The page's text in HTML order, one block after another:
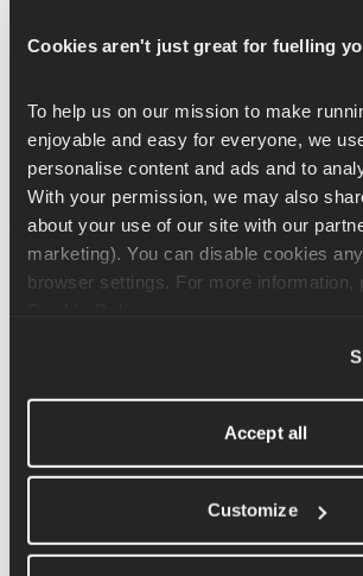
Cookies aren't just great for fuelling
To help us on our mission to make
enjoyable and easy for everyone, we
personalise content and ads and to
With your permission, we may also
about your use of our site with our
marketing). You can disable cookies
Accept all
Customize
synchronisatie te vernieuwen.
(Verwijderen) om je activiteitenlijst te
Check even of je apparaten en apps
Manage Plan → Connected Apps &
Voorbeeld: opnemen op een
Als je een hardloopsessie op de loopband
app als op een smartwatch registreert, geeft
Runna voegt dan beide opnames samen tot
activiteit die de handigste info uit elke bron
hartslag, cadans en vermogen.
Check onze gids voor tips over hoe je